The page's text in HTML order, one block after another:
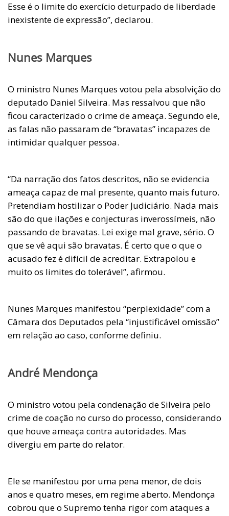
Esse é o limite do exercício deturpado de liberdade
inexistente de expressão”, declarou.
Nunes Marques
O ministro Nunes Marques votou pela absolvição do
deputado Daniel Silveira. Mas ressalvou que não
ficou caracterizado o crime de ameaça. Segundo ele,
as falas não passaram de “bravatas” incapazes de
intimidar qualquer pessoa.
“Da narração dos fatos descritos, não se evidencia
ameaça capaz de mal presente, quanto mais futuro.
Pretendiam hostilizar o Poder Judiciário. Nada mais
são do que ilações e conjecturas inverossímeis, não
passando de bravatas. Lei exige mal grave, sério. O
que se vê aqui são bravatas. É certo que o que o
acusado fez é difícil de acreditar. Extrapolou e
muito os limites do tolerável”, afirmou.
Nunes Marques manifestou “perplexidade” com a
Câmara dos Deputados pela “injustificável omissão”
em relação ao caso, conforme definiu.
André Mendonça
O ministro votou pela condenação de Silveira pelo
crime de coação no curso do processo, considerando
que houve ameaça contra autoridades. Mas
divergiu em parte do relator.
Ele se manifestou por uma pena menor, de dois
anos e quatro meses, em regime aberto. Mendonça
cobrou que o Supremo tenha rigor com ataques a